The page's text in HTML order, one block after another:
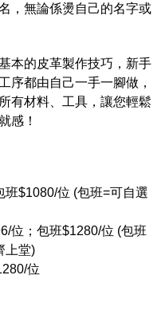
，無論係燙自己的名字或
本的皮革製作技巧，新手
序都由自己一手一腳做，
有材料、工具，讓您輕鬆
感！
班$1080/位 (包班=可自選
位； 包班$1280/位 (包班
上堂)
位